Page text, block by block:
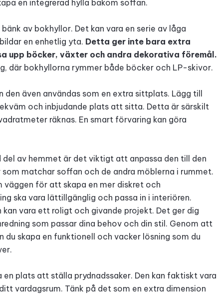
en integrerad hylla bakom soffan.
av bokhyllor. Det kan vara en serie av låga
en enhetlig yta. Detta ger inte bara extra
upp böcker, växter och andra dekorativa föremål.
där bokhyllorna rymmer både böcker och LP-skivor.
den även användas som en extra sittplats. Lägg till
och inbjudande plats att sitta. Detta är särskilt
räknas. En smart förvaring kan göra
del av hemmet är det viktigt att anpassa den till den
matchar soffan och de andra möblerna i rummet.
väggen för att skapa en mer diskret och
ska vara lättillgänglig och passa in i interiören.
vara ett roligt och givande projekt. Det ger dig
som passar dina behov och din stil. Genom att
skapa en funktionell och vacker lösning som du
en plats att ställa prydnadssaker. Den kan faktiskt vara
vardagsrum. Tänk på det som en extra dimension